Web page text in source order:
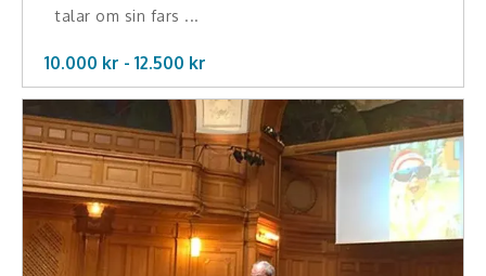
talar om sin fars ...
10.000 kr - 12.500 kr